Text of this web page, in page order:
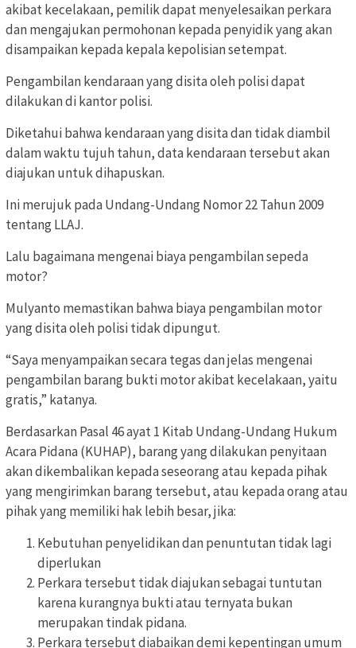
akibat kecelakaan, pemilik dapat menyelesaikan perkara
dan mengajukan permohonan kepada penyidik yang akan
disampaikan kepada kepala kepolisian setempat.
Pengambilan kendaraan yang disita oleh polisi dapat
dilakukan di kantor polisi.
Diketahui bahwa kendaraan yang disita dan tidak diambil
dalam waktu tujuh tahun, data kendaraan tersebut akan
diajukan untuk dihapuskan.
Ini merujuk pada Undang-Undang Nomor 22 Tahun 2009
tentang LLAJ.
Lalu bagaimana mengenai biaya pengambilan sepeda
motor?
Mulyanto memastikan bahwa biaya pengambilan motor
yang disita oleh polisi tidak dipungut.
“Saya menyampaikan secara tegas dan jelas mengenai
pengambilan barang bukti motor akibat kecelakaan, yaitu
gratis,” katanya.
Berdasarkan Pasal 46 ayat 1 Kitab Undang-Undang Hukum
Acara Pidana (KUHAP), barang yang dilakukan penyitaan
akan dikembalikan kepada seseorang atau kepada pihak
yang mengirimkan barang tersebut, atau kepada orang atau
pihak yang memiliki hak lebih besar, jika:
Kebutuhan penyelidikan dan penuntutan tidak lagi
diperlukan
Perkara tersebut tidak diajukan sebagai tuntutan
karena kurangnya bukti atau ternyata bukan
merupakan tindak pidana.
Perkara tersebut diabaikan demi kepentingan umum